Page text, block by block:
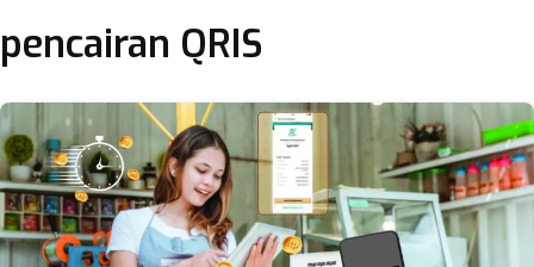
pencairan QRIS